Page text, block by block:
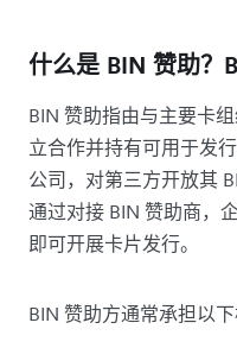
什么是 BIN 赞助？
BIN 赞助指由与主要卡
立合作并持有可用于发
公司，对第三方开放其
通过对接 BIN 赞助商，
即可开展卡片发行。
BIN 赞助方通常承担以下